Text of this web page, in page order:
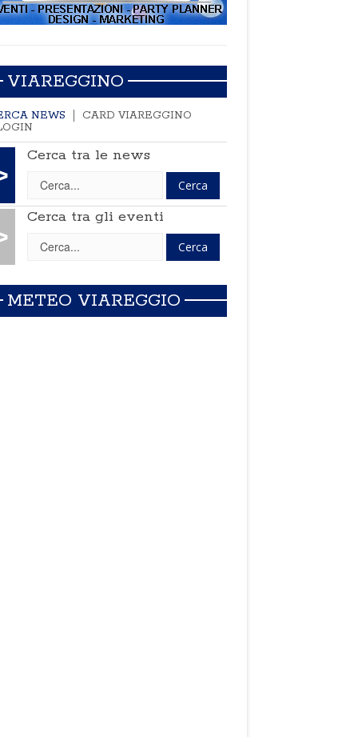
VIAREGGINO
NEWS
CARD VIAREGGINO
Cerca tra le news
Cerca tra gli eventi
METEO VIAREGGIO